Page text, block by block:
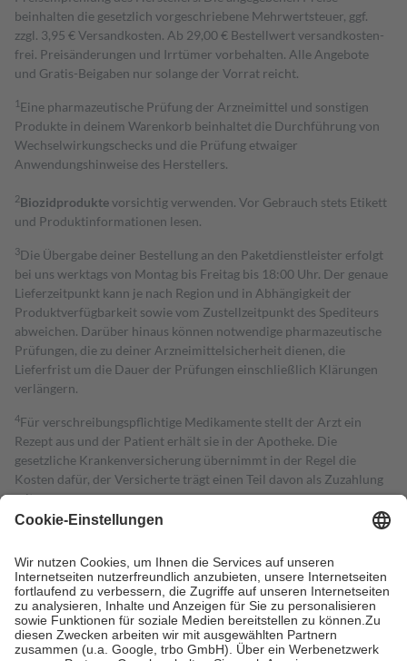
beinhalten die gesetzlich vorgeschriebene Mehrwertsteuer, ggf.
zzgl. 3,95 € Versandkosten. Ab 29,00 € Bestell­wert versand­kosten­
frei. Preisänderungen und Irrtümer vorbehalten. Alle Angebote
und Gratis-Beigaben nur solange der Vorrat reicht.
1 Eine pharmazeutische Prüfung der Arzneimittel und sonstigen
Produkte in deinem Warenkorb beinhaltet die Durchführung von
Wechselwirkungschecks und die Prüfung etwaiger
Anwendungshinweise des Herstellers.
2Biozidproduktevorsichtig verwenden. Vor Gebrauch stets Etikett
und Produktinformationen lesen.
3Die Übergabe deiner Bestellung an den Paketdienstleister erfolgt
bei uns werktags von Montag bis Freitag bis 18:00 Uhr. Der genaue
Lieferzeitpunkt kann je nach Region und in Abhängigkeit der
Produktverfügbarkeit sowie vom Zustellzeitpunkt des Spediteurs
abweichen. Darüber hinaus können notwendige pharmazeutische
Prüfungen, die zu deiner Arzneimittelsicherheit dienen, die
Lieferfrist um die Dauer der Prüfungen einschließlich Klärungen
verlängern.
4Für verschreibungspflichtige Medikamente stellt der Arzt ein
Rezept aus und der Patient erhält sie in der Apotheke. Die
gesetzliche Krankenversicherung übernimmt in der Regel die
Kosten dafür, der Versicherte trägt einen Teil davon als Zuzahlung
mit.
Grundsätzlich leisten Mitglieder Zuzahlungen in Höhe von zehn
höchstens zehn Euro.
Es sind jedoch nie mehr als die tatsächlichen
Kosten der Leistung zu entrichten.
Diese Regeln gelten grundsätzlich auch für Online-Apotheken.
Bei Heilmitteln und häuslicher Krankenpflege beträgt die
Zuzahlung zehn Prozent der Kosten sowie zehn Euro je
Verordnung.